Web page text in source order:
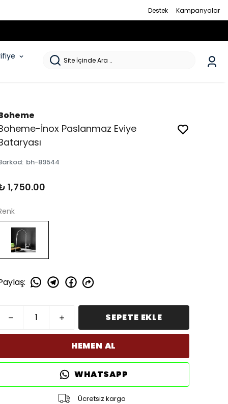
Destek Kampanyalar
İnox Paslanmaz Eviye
: bh-89544
1,750.00
:
SEPETE EKLE
HEMEN AL
WHATSAPP
Ücretsiz kargo